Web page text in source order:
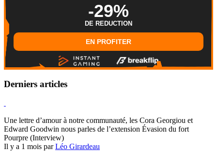
-29%
DE REDUCTION
EN PROFITER
Derniers articles
Une lettre d’amour à notre communauté, les Cora Georgiou et
Edward Goodwin nous parles de l’extension Évasion du fort
Pourpre (Interview)
Il y a 1 mois parLéo Girardeau